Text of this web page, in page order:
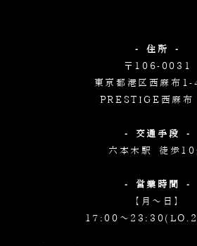
- 住所 -
〒106-0031
東京都港区西麻布
PRESTIGE西麻
- 交通手段 -
六本木駅 徒歩10
- 営業時間 -
【月～日】
17:00～